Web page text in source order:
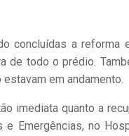
concluídas a reforma
de todo o prédio.
em andamento.
imediata quanto a
Emergências, no